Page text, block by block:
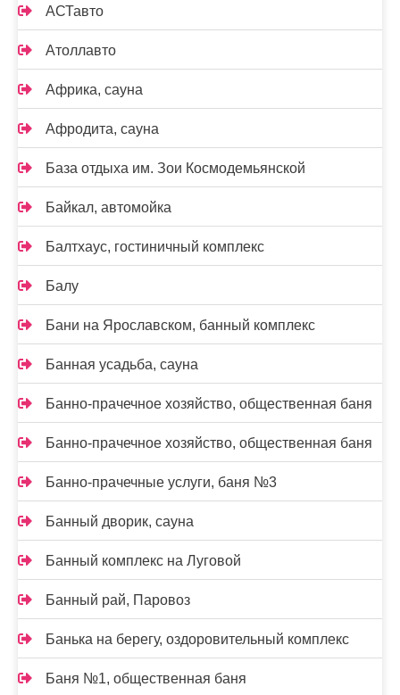
АСТавто
Атоллавто
Африка, сауна
Афродита, сауна
База отдыха им. Зои Космодемьянской
Байкал, автомойка
Балтхаус, гостиничный комплекс
Балу
Бани на Ярославском, банный комплекс
Банная усадьба, сауна
Банно-прачечное хозяйство, общественная баня
Банно-прачечное хозяйство, общественная баня
Банно-прачечные услуги, баня №3
Банный дворик, сауна
Банный комплекс на Луговой
Банный рай, Паровоз
Банька на берегу, оздоровительный комплекс
Баня №1, общественная баня